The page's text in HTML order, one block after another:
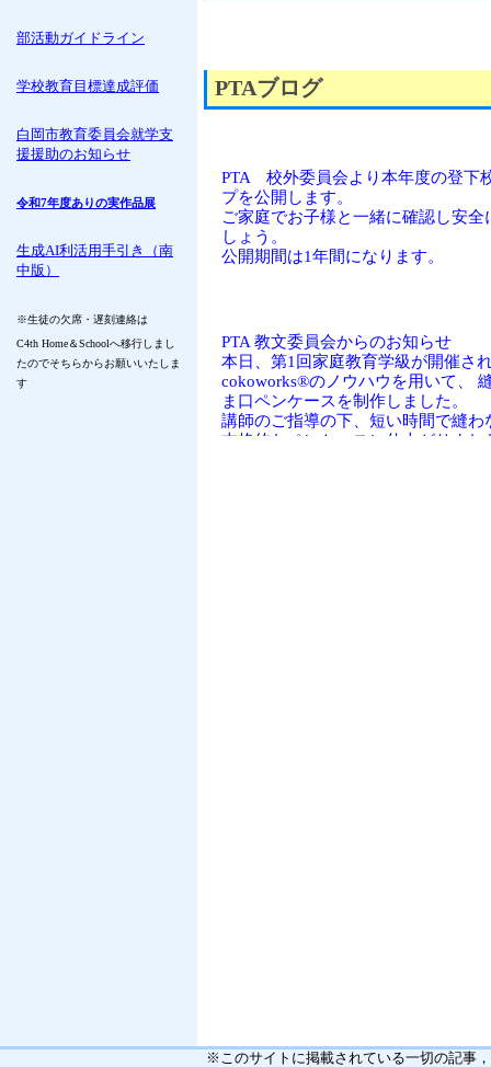
部活動ガイドライン
学校教育目標達成評価
白岡市教育委員会就学支
援援助のお知らせ
令和7年度ありの実作品展
生成AI利活用手引き（南
中版）
※生徒の欠席・遅刻連絡は
C4th Home＆Schoolへ移行しまし
たのでそちらからお願いいたしま
す
PTAブログ
PTA 校外委員会より本年度の登下
プを公開します。
ご家庭でお子様と一緒に確認し安全
しょう。
公開期間は1年間になります。
PTA 教文委員会からのお知らせ
本日、第1回家庭教育学級が開催さ
cokoworks®のノウハウを用いて、
ま口ペンケースを制作しました。
講師のご指導の下、短い時間で縫わ
本格的なペンケースに仕上がりまし
※このサイトに掲載されている一切の記事